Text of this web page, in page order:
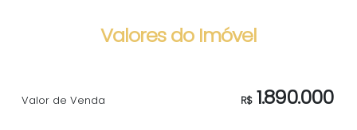
Valores do Imóvel
R$1.890.000
Valor de Venda